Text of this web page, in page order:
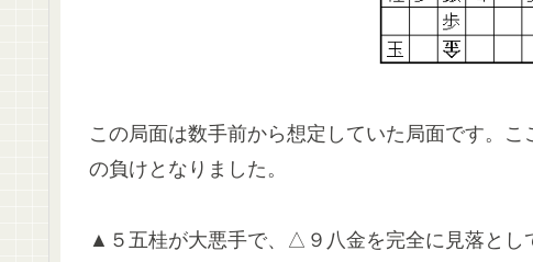
この局面は数手前から想定していた局面です
の負けとなりました。
▲５五桂が大悪手で、△９八金を完全に見落とし